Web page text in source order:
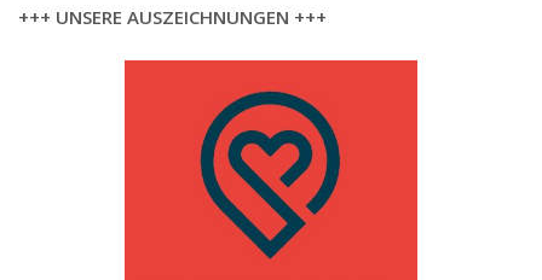
+++ UNSERE AUSZEICHNUNGEN +++